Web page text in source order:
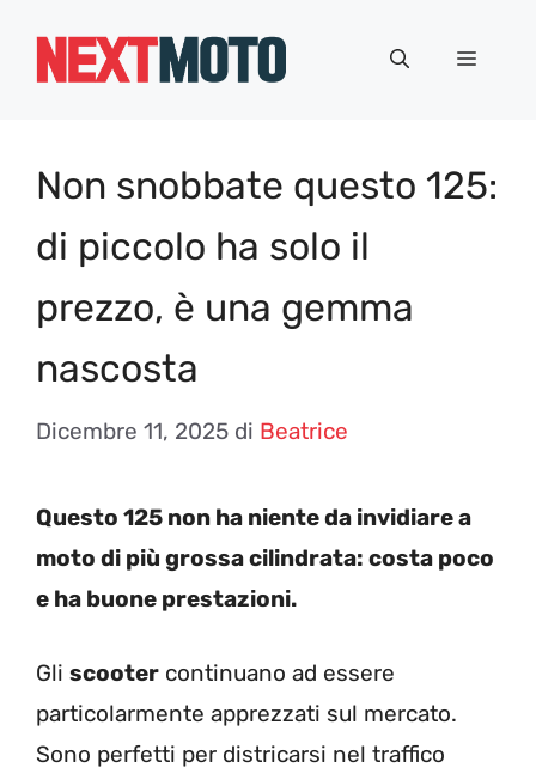
Menu
Non snobbate questo 125:
di piccolo ha solo il
prezzo, è una gemma
nascosta
Dicembre 11, 2025 di Beatrice
Questo 125 non ha niente da invidiare a
moto di più grossa cilindrata: costa poco
e ha buone prestazioni.
Gli scooter continuano ad essere
particolarmente apprezzati sul mercato.
Sono perfetti per districarsi nel traffico